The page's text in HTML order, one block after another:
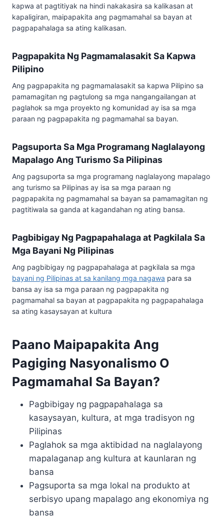
kapwa at pagtitiyak na hindi nakakasira sa kalikasan at
kapaligiran, maipapakita ang pagmamahal sa bayan at
pagpapahalaga sa ating kalikasan.
Pagpapakita Ng Pagmamalasakit Sa Kapwa
Pilipino
Ang pagpapakita ng pagmamalasakit sa kapwa Pilipino sa
pamamagitan ng pagtulong sa mga nangangailangan at
paglahok sa mga proyekto ng komunidad ay isa sa mga
paraan ng pagpapakita ng pagmamahal sa bayan.
Pagsuporta Sa Mga Programang Naglalayong
Mapalago Ang Turismo Sa Pilipinas
Ang pagsuporta sa mga programang naglalayong mapalago
ang turismo sa Pilipinas ay isa sa mga paraan ng
pagpapakita ng pagmamahal sa bayan sa pamamagitan ng
pagtitiwala sa ganda at kagandahan ng ating bansa.
Pagbibigay Ng Pagpapahalaga at Pagkilala Sa
Mga Bayani Ng Pilipinas
Ang pagbibigay ng pagpapahalaga at pagkilala sa mga
bayani ng Pilipinas at sa kanilang mga nagawa para sa
bansa ay isa sa mga paraan ng pagpapakita ng
pagmamahal sa bayan at pagpapakita ng pagpapahalaga
sa ating kasaysayan at kultura
Paano Maipapakita Ang
Pagiging Nasyonalismo O
Pagmamahal Sa Bayan?
Pagbibigay ng pagpapahalaga sa
kasaysayan, kultura, at mga tradisyon ng
Pilipinas
Paglahok sa mga aktibidad na naglalayong
mapalaganap ang kultura at kaunlaran ng
bansa
Pagsuporta sa mga lokal na produkto at
serbisyo upang mapalago ang ekonomiya ng
bansa